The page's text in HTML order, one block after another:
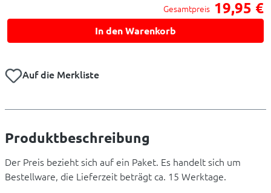
Gesamtpreis 19,95 €
In den Warenkorb
Auf die Merkliste
Produktbeschreibung
Der Preis bezieht sich auf ein Paket. Es handelt sich um
Bestellware, die Lieferzeit beträgt ca. 15 Werktage.